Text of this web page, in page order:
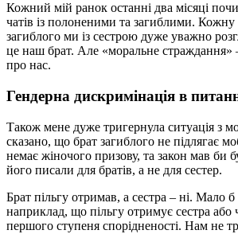
Кожний мій ранок останні два місяці
чатів із полоненими та загиблими.
загиблого ми із сестрою дуже уважно
це наш брат. Але «моральне страждання»
про нас.
Гендерна дискримінація в
Також мене дуже тригернула ситуація з
сказано, що брат загиблого не підлягає
немає жіночого призову, та закон мав би
його писали для братів, а не для сестер.
Брат пільгу отримав, а сестра – ні. Мало
наприклад, що пільгу отримує сестра або
першого ступеня спорідненості. Нам не